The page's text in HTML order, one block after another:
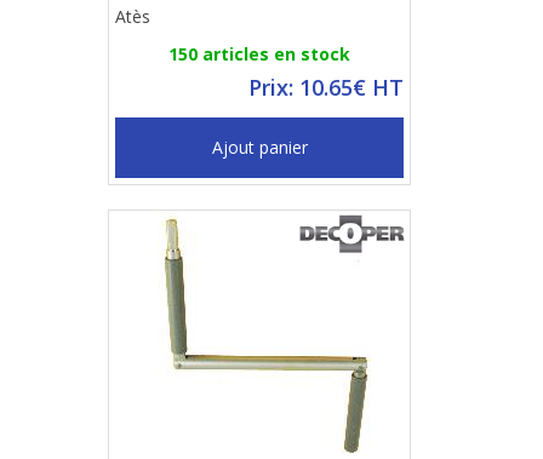
Atès
150 articles en stock
Prix: 10.65€ HT
Ajout panier